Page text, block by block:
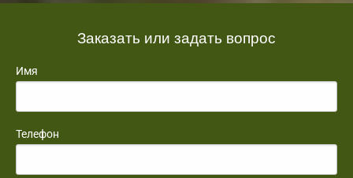
Заказать или задать вопрос
Имя
Телефон